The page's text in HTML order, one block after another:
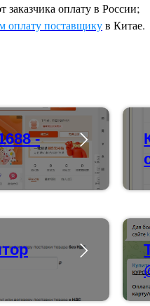
заказчика оплату в России;
оплату поставщикув Китае.
-